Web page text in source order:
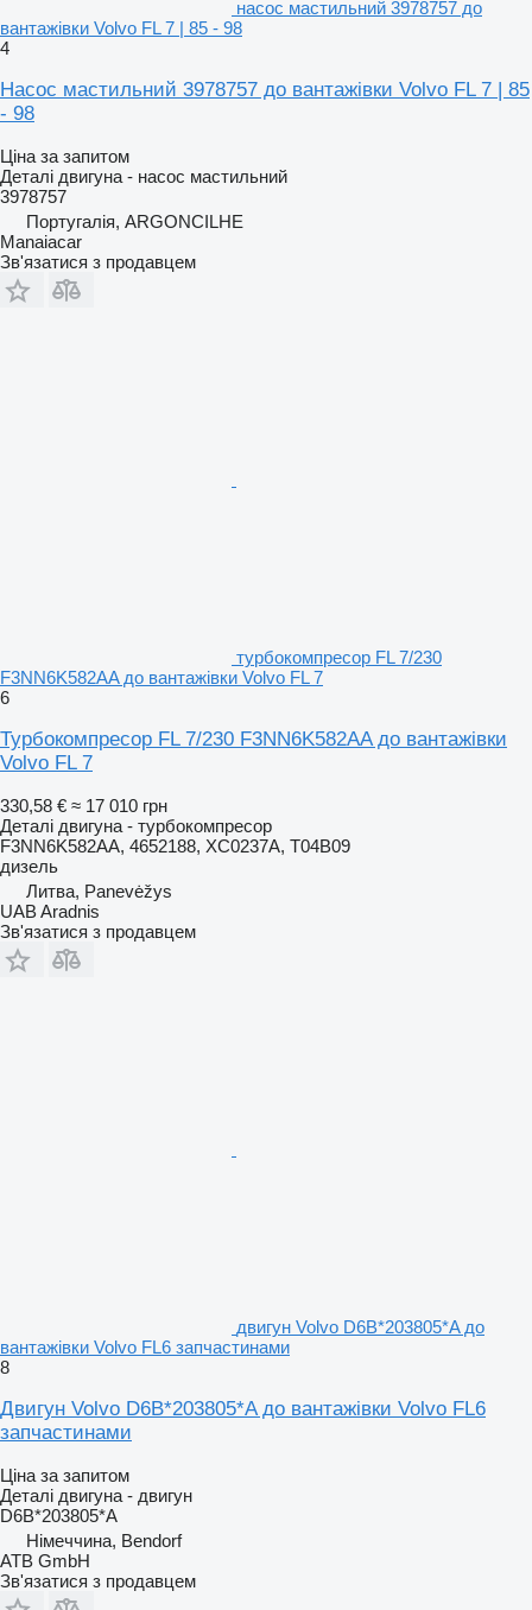
насос мастильний 3978757 до
вантажівки Volvo FL 7 | 85 - 98
4
Насос мастильний 3978757 до вантажівки Volvo FL 7 | 85
- 98
Ціна за запитом
Деталі двигуна - насос мастильний
3978757
Португалія, ARGONCILHE
Manaiacar
Зв'язатися з продавцем
турбокомпресор FL 7/230
F3NN6K582AA до вантажівки Volvo FL 7
6
Турбокомпресор FL 7/230 F3NN6K582AA до вантажівки
Volvo FL 7
330,58 € ≈ 17 010 грн
Деталі двигуна - турбокомпресор
F3NN6K582AA, 4652188, XC0237A, T04B09
дизель
Литва, Panevėžys
UAB Aradnis
Зв'язатися з продавцем
двигун Volvo D6B*203805*A до
вантажівки Volvo FL6 запчастинами
8
Двигун Volvo D6B*203805*A до вантажівки Volvo FL6
запчастинами
Ціна за запитом
Деталі двигуна - двигун
D6B*203805*A
Німеччина, Bendorf
ATB GmbH
Зв'язатися з продавцем